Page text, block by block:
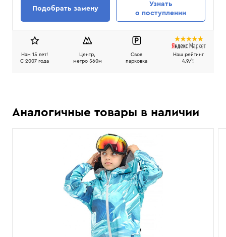
Подобрать замену
Узнать
о поступлении
Нам 15 лет!
C 2007 года
Центр,
метро 560м
Своя
парковка
Наш рейтинг
4.9/5
Аналогичные товары в наличии